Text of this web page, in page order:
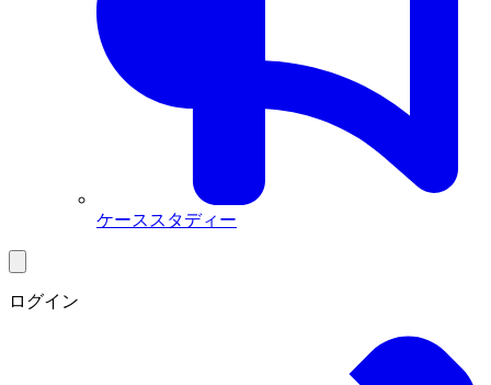
ケーススタディー
ログイン